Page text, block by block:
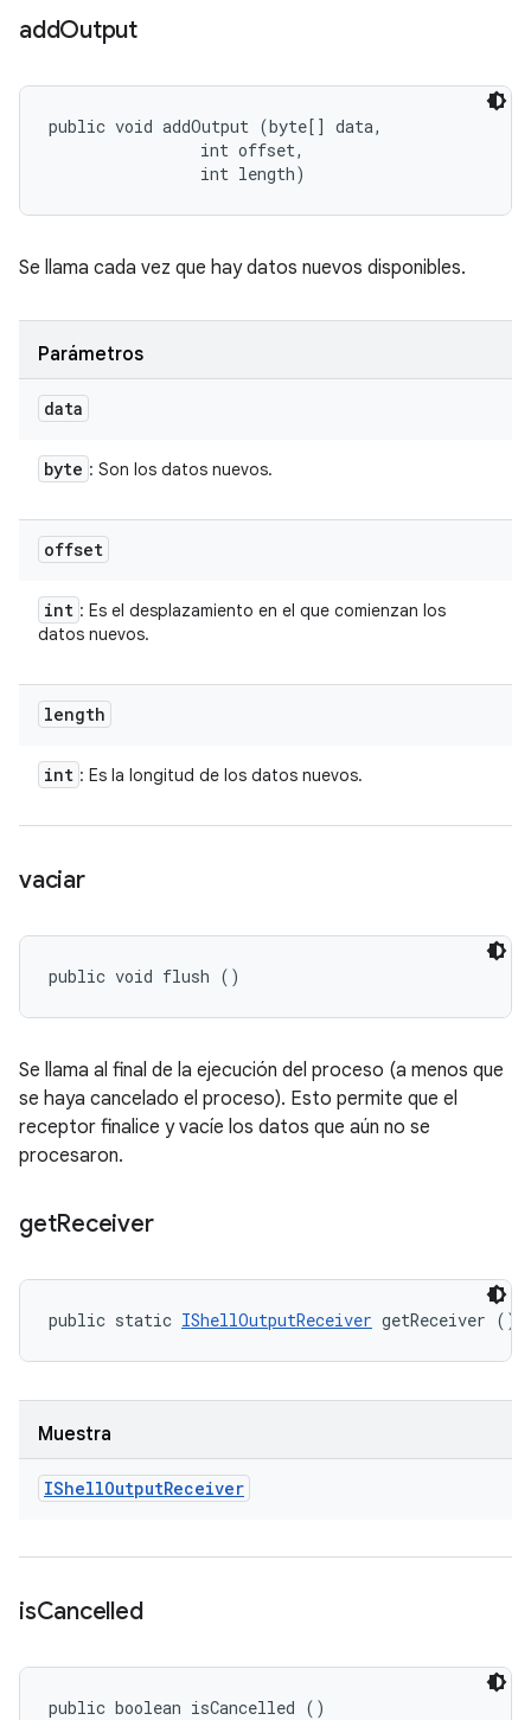
addOutput
public void addOutput (byte[] data,
                int offset,
                int length)
Se llama cada vez que hay datos nuevos disponibles.
Parámetros
data
byte : Son los datos nuevos.
offset
int : Es el desplazamiento en el que comienzan los
datos nuevos.
length
int : Es la longitud de los datos nuevos.
vaciar
public void flush ()
Se llama al final de la ejecución del proceso (a menos que
se haya cancelado el proceso). Esto permite que el
receptor finalice y vacíe los datos que aún no se
procesaron.
getReceiver
public static IShellOutputReceiver getReceiver ()
Muestra
IShellOutputReceiver
isCancelled
public boolean isCancelled ()